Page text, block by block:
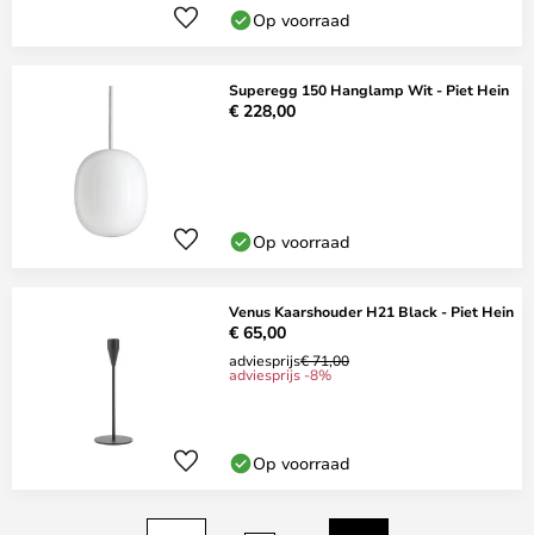
Op voorraad
Superegg 150 Hanglamp Wit - Piet Hein
€ 228,00
Op voorraad
Venus Kaarshouder H21 Black - Piet Hein
€ 65,00
adviesprijs€ 71,00
adviesprijs -8%
Op voorraad